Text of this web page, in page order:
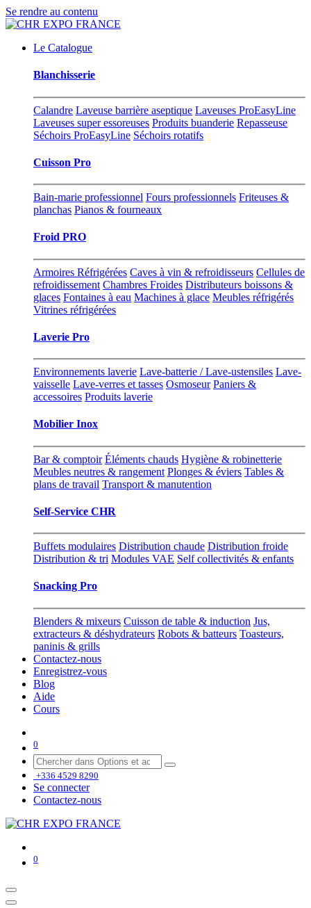
Se rendre au contenu
Le Catalogue
Blanchisserie
Calandre Laveuse barrière aseptique Laveuses ProEasyLine
Laveuses super essoreuses Produits buanderie Repasseuse
Séchoirs ProEasyLine Séchoirs rotatifs
Cuisson Pro
Bain-marie professionnel Fours professionnels Friteuses &
planchas Pianos & fourneaux
Froid PRO
Armoires Réfrigérées Caves à vin & refroidisseurs Cellules de
refroidissement Chambres Froides Distributeurs boissons &
glaces Fontaines à eau Machines à glace Meubles réfrigérés
Vitrines réfrigérées
Laverie Pro
Environnements laverie Lave-batterie / Lave-ustensiles Lave-
vaisselle Lave-verres et tasses Osmoseur Paniers &
accessoires Produits laverie
Mobilier Inox
Bar & comptoir Éléments chauds Hygiène & robinetterie
Meubles neutres & rangement Plonges & éviers Tables &
plans de travail Transport & manutention
Self-Service CHR
Buffets modulaires Distribution chaude Distribution froide
Distribution & tri Modules VAE Self collectivités & enfants
Snacking Pro
Blenders & mixeurs Cuisson de table & induction Jus,
extracteurs & déshydrateurs Robots & batteurs Toasteurs,
paninis & grills
Contactez-nous
Enregistrez-vous
Blog
Aide
Cours
0
+336 4529 8290
Se connecter
Contactez-nous
0